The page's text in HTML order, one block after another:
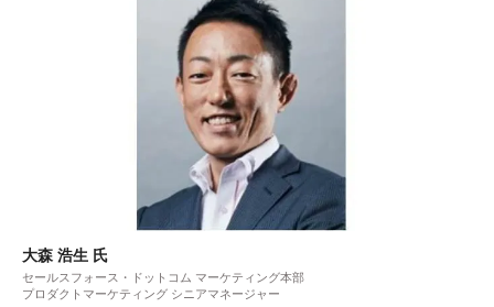
大森 浩生 氏
セールスフォース・ドットコム マーケティング本部
プロダクトマーケティング シニアマネージャー